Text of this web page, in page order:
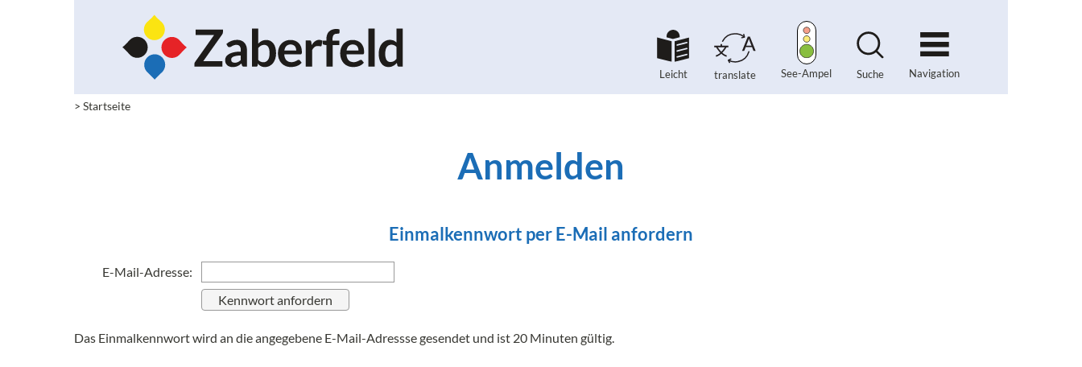
Leicht translate See-Ampel Suche Navigation
> Startseite
Anmelden
Einmalkennwort per E-Mail anfordern
E-Mail-Adresse:
Das Einmalkennwort wird an die angegebene E-Mail-Adressse gesendet und ist 20 Minuten gültig.